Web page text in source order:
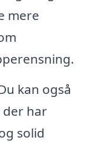
mere
kan også
har
solid